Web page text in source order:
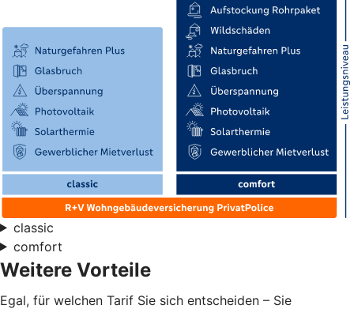
classic
comfort
Weitere Vorteile
Egal, für welchen Tarif Sie sich entscheiden – Sie